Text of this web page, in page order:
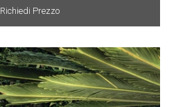
Richiedi Prezzo